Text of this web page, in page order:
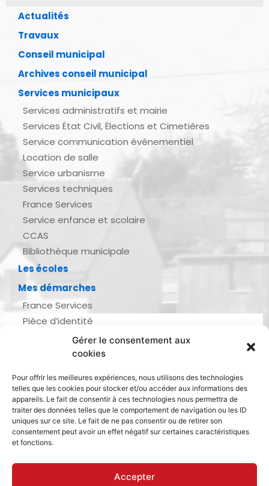
Gérer le consentement aux
cookies
Pour offrir les meilleures expériences, nous utilisons des technologies
telles que les cookies pour stocker et/ou accéder aux informations des
appareils. Le fait de consentir à ces technologies nous permettra de
traiter des données telles que le comportement de navigation ou les ID
uniques sur ce site. Le fait de ne pas consentir ou de retirer son
consentement peut avoir un effet négatif sur certaines caractéristiques
et fonctions.
Accepter
Actualités
Travaux
Conseil municipal
Archives conseil municipal
Services municipaux
Services administratifs et mairie
Services État Civil, Élections et Cimetières
Service communication événementiel
Location de salle
Service urbanisme
Services techniques
France Services
Service enfance et scolaire
CCAS
Bibliothèque municipale
Les écoles
Mes démarches
France Services
Pièce d’identité
Demande d’actes d’état civil
Inscription listes électorales
Recensement militaire
Le journal de ma ville
Gestion des déchets